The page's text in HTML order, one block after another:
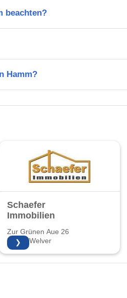
beachten?
Hamm?
Schaefer
Immobilien
Zur Grünen Aue 26
59514 Welver
❯